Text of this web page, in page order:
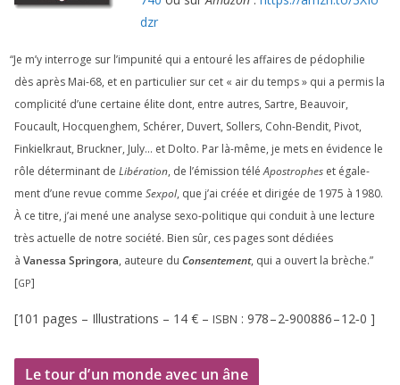
dzr
“Je m’y inter­roge sur l’impunité qui a entou­ré les affaires de pédo­phi­lie
dès après Mai-68, et en par­ti­cu­lier sur cet « air du temps » qui a per­mis la
com­pli­ci­té d’une cer­taine élite dont, entre autres, Sartre, Beauvoir,
Foucault, Hocquenghem, Schérer, Duvert, Sollers, Cohn-Bendit, Pivot,
Finkielkraut, Bruckner, July… et Dolto. Par là-même, je mets en évi­dence le
rôle déter­mi­nant de Libération, de l’émission téléApostrophes et éga­le­
ment d’une revue comme Sexpol, que j’ai créée et diri­gée de 1975 à 1980.
À ce titre, j’ai mené une ana­lyse sexo-poli­tique qui conduit à une lec­ture
très actuelle de notre socié­té. Bien sûr, ces pages sont dédiées
à Vanessa Springora, auteure du Consentement, qui a ouvert la brèche.”
[GP]
[101 pages – Illustrations – 14 € – ISBN : 978–2‑900886–12‑0 ]
Le tour d’un monde avec un âne